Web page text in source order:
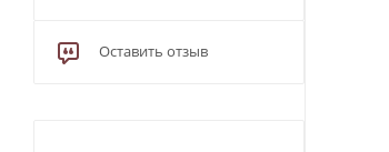
Оставить отзыв